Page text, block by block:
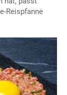
Reispfanne